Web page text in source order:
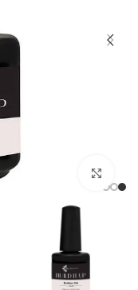
Click to enlarge